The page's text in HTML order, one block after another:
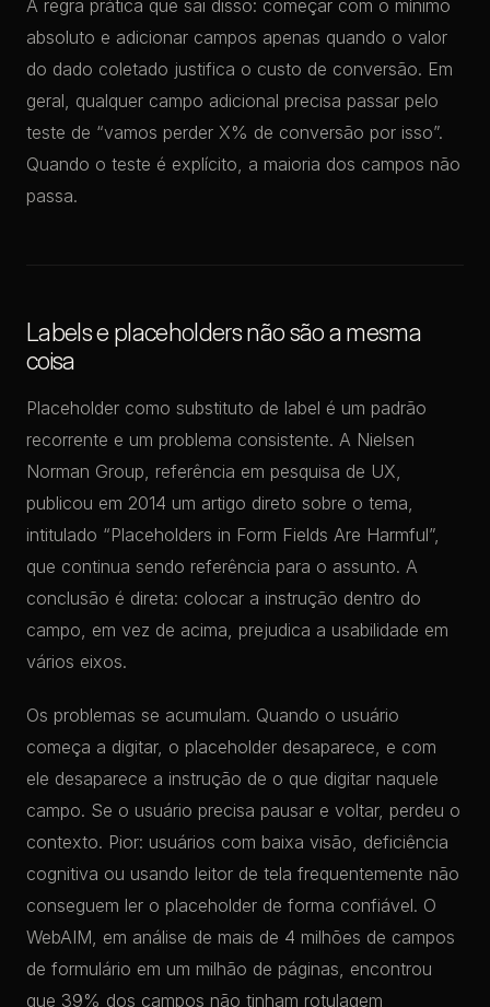
A regra prática que sai disso: começar com o mínimo
absoluto e adicionar campos apenas quando o valor
do dado coletado justifica o custo de conversão. Em
geral, qualquer campo adicional precisa passar pelo
teste de “vamos perder X% de conversão por isso”.
Quando o teste é explícito, a maioria dos campos não
passa.
Labels e placeholders não são a mesma
coisa
Placeholder como substituto de label é um padrão
recorrente e um problema consistente. A Nielsen
Norman Group, referência em pesquisa de UX,
publicou em 2014 um artigo direto sobre o tema,
intitulado “Placeholders in Form Fields Are Harmful”,
que continua sendo referência para o assunto. A
conclusão é direta: colocar a instrução dentro do
campo, em vez de acima, prejudica a usabilidade em
vários eixos.
Os problemas se acumulam. Quando o usuário
começa a digitar, o placeholder desaparece, e com
ele desaparece a instrução de o que digitar naquele
campo. Se o usuário precisa pausar e voltar, perdeu o
contexto. Pior: usuários com baixa visão, deficiência
cognitiva ou usando leitor de tela frequentemente não
conseguem ler o placeholder de forma confiável. O
WebAIM, em análise de mais de 4 milhões de campos
de formulário em um milhão de páginas, encontrou
que 39% dos campos não tinham rotulagem